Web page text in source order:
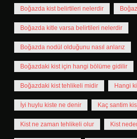
Boğazda kist belirtileri nelerdir
Boğazda kitle varsa belirtileri nelerdir
Boğazda nodül olduğunu nasıl anlarız
Boğazdaki kist için hangi bölüme gidilir
Boğazdaki kist tehlikeli midir Hangi
İyi huylu kiste ne denir Kaç santim
Kist ne zaman tehlikeli olur Kist